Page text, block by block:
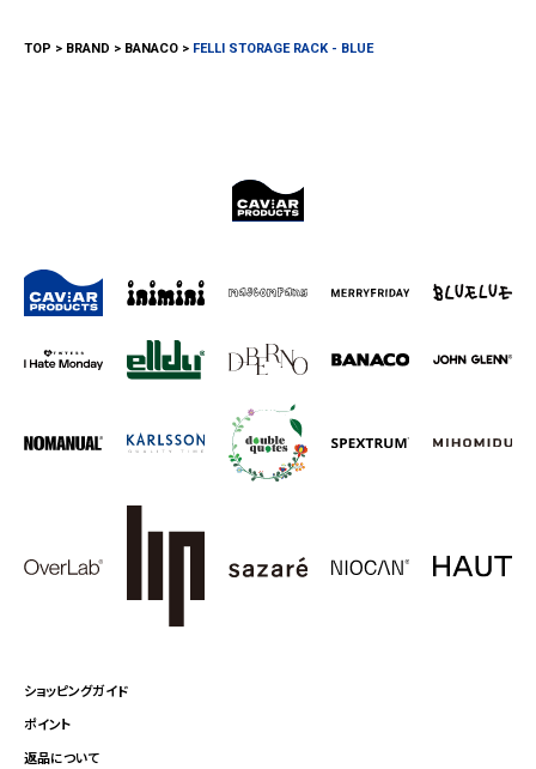
TOP BRAND BANACO FELLI STORAGE RACK - BLUE
ショッピングガイド
ポイント
返品について